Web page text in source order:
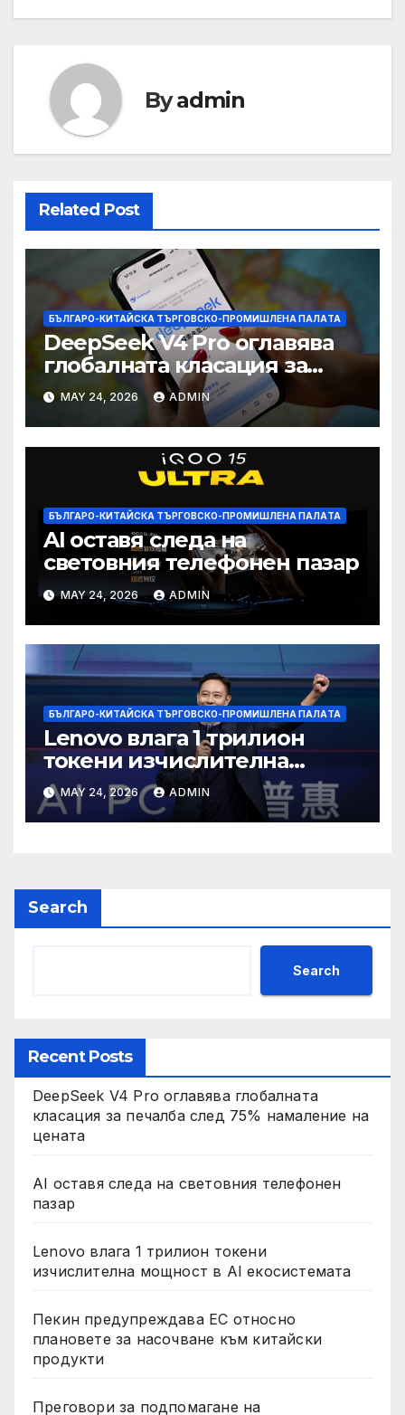
Byadmin
Related Post
БЪЛГАРО-КИТАЙСКА ТЪРГОВСКО-ПРОМИШЛЕНА ПАЛAТА
DeepSeek V4 Pro оглавява
глобалната класация за
печалба след 75%
намаление на цената
MAY 24, 2026 ADMIN
БЪЛГАРО-КИТАЙСКА ТЪРГОВСКО-ПРОМИШЛЕНА ПАЛAТА
AI оставя следа на
световния телефонен пазар
MAY 24, 2026 ADMIN
БЪЛГАРО-КИТАЙСКА ТЪРГОВСКО-ПРОМИШЛЕНА ПАЛAТА
Lenovo влага 1 трилион
токени изчислителна
мощност в AI екосистемата
MAY 24, 2026 ADMIN
Search
Search
Recent Posts
DeepSeek V4 Pro оглавява глобалната
класация за печалба след 75% намаление на
цената
AI оставя следа на световния телефонен
пазар
Lenovo влага 1 трилион токени
изчислителна мощност в AI екосистемата
Пекин предупреждава ЕС относно
плановете за насочване към китайски
продукти
Преговори за подпомагане на